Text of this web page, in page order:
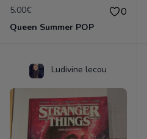
5.00€ 0
Queen Summer POP
Ludivine lecou